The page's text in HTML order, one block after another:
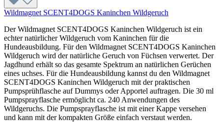
Wildmagnet SCENT4DOGS Kaninchen Wildgeruch
Der Wildmagnet SCENT4DOGS Kaninchen Wildgeruch ist ein
echter natürlicher Wildgeruch vom Kaninchen für die
Hundeausbildung. Für den Wildmagnet SCENT4DOGS Kaninchen
Wildgeruch wird der natürliche Geruch von Füchsen verwertet. Der
Jagdhund erhält so das gesamte Spektrum an natürlichen Gerüchen
eines uchses. Für die Hundeausbildung kannst du den Wildmagnet
SCENT4DOGS Kaninchen Wildgeruch mit der praktischen
Pumpsprühflasche auf Dummys oder Apportel auftragen. Die 30 ml
Pumpsprayflasche ermöglicht ca. 240 Anwendungen des
Wildgeruchs. Die Pumpsprayflasche ist mit einer Kappe versehen
und kann mit der kompakten Größe einfach verstaut werden.